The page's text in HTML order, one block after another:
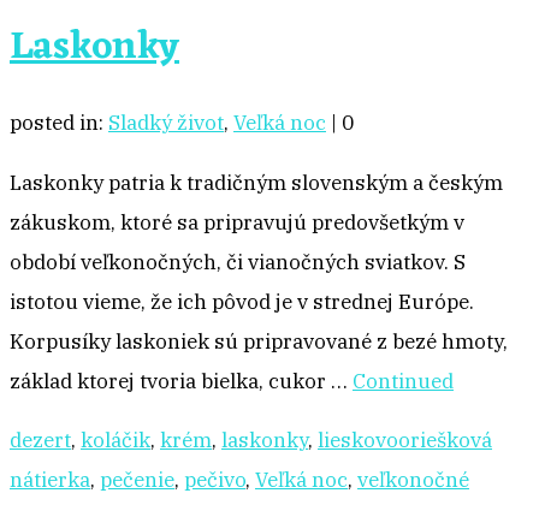
Laskonky
posted in: Sladký život, Veľká noc | 0
Laskonky patria k tradičným slovenským a českým
zákuskom, ktoré sa pripravujú predovšetkým v
období veľkonočných, či vianočných sviatkov. S
istotou vieme, že ich pôvod je v strednej Európe.
Korpusíky laskoniek sú pripravované z bezé hmoty,
základ ktorej tvoria bielka, cukor … Continued
dezert, koláčik, krém, laskonky, lieskovooriešková
nátierka, pečenie, pečivo, Veľká noc, veľkonočné